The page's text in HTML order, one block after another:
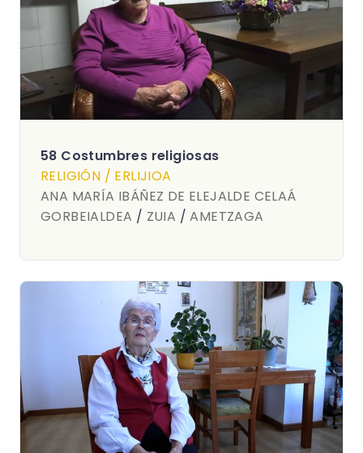
58 Costumbres religiosas
RELIGIÓN / ERLIJIOA
ANA MARÍA IBÁÑEZ DE ELEJALDE CELAÁ
GORBEIALDEA / ZUIA /AMETZAGA